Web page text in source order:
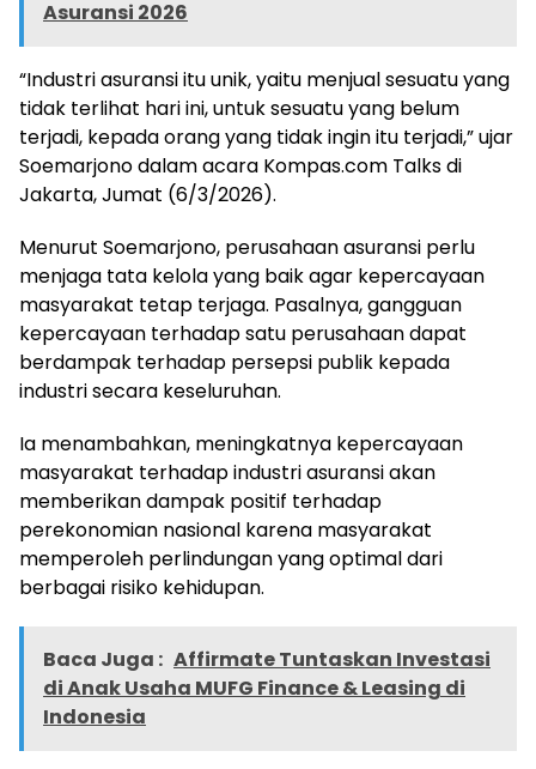
Asuransi 2026
“Industri asuransi itu unik, yaitu menjual sesuatu yang
tidak terlihat hari ini, untuk sesuatu yang belum
terjadi, kepada orang yang tidak ingin itu terjadi,” ujar
Soemarjono dalam acara Kompas.com Talks di
Jakarta, Jumat (6/3/2026).
Menurut Soemarjono, perusahaan asuransi perlu
menjaga tata kelola yang baik agar kepercayaan
masyarakat tetap terjaga. Pasalnya, gangguan
kepercayaan terhadap satu perusahaan dapat
berdampak terhadap persepsi publik kepada
industri secara keseluruhan.
Ia menambahkan, meningkatnya kepercayaan
masyarakat terhadap industri asuransi akan
memberikan dampak positif terhadap
perekonomian nasional karena masyarakat
memperoleh perlindungan yang optimal dari
berbagai risiko kehidupan.
Baca Juga : Affirmate Tuntaskan Investasi
di Anak Usaha MUFG Finance & Leasing di
Indonesia